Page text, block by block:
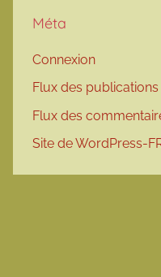
Méta
Connexion
Flux des publications
Flux des
Site de WordPress-